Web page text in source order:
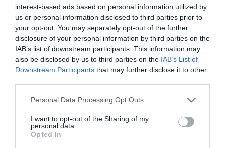
interest-based ads based on personal information utilized by
us or personal information disclosed to third parties prior to
your opt-out. You may separately opt-out of the further
disclosure of your personal information by third parties on the
IAB’s list of downstream participants. This information may
also be disclosed by us to third parties on the IAB’s List of
Downstream Participants that may further disclose it to other
Personal Data Processing Opt Outs
I want to opt-out of the Sharing of my
personal data.
Opted In
Gris verde.
★★★★★
★★★★★
estampado
★★★★★
★★★★★